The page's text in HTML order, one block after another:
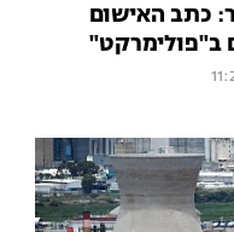
דולר: כתב האישום
ב"פולימרקט"